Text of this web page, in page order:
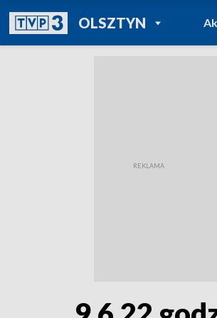
OLSZTYNPOWRÓT DO
TVP REGIONY